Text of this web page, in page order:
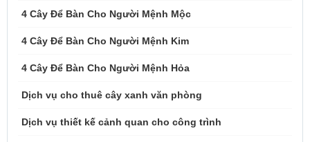
4 Cây Để Bàn Cho Người Mệnh Mộc
4 Cây Để Bàn Cho Người Mệnh Kim
4 Cây Để Bàn Cho Người Mệnh Hỏa
Dịch vụ cho thuê cây xanh văn phòng
Dịch vụ thiết kế cảnh quan cho công trình